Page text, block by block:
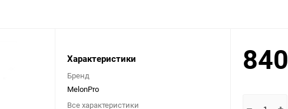
Выберите категорию
Характеристики
Бренд
MelonPro
Все характеристики
840